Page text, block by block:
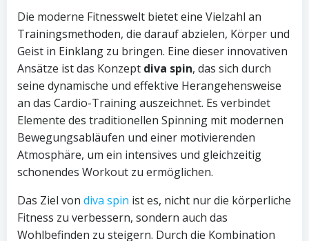
Die moderne Fitnesswelt bietet eine Vielzahl an
Trainingsmethoden, die darauf abzielen, Körper und
Geist in Einklang zu bringen. Eine dieser innovativen
Ansätze ist das Konzept diva spin, das sich durch
seine dynamische und effektive Herangehensweise
an das Cardio-Training auszeichnet. Es verbindet
Elemente des traditionellen Spinning mit modernen
Bewegungsabläufen und einer motivierenden
Atmosphäre, um ein intensives und gleichzeitig
schonendes Workout zu ermöglichen.
Das Ziel von diva spin ist es, nicht nur die körperliche
Fitness zu verbessern, sondern auch das
Wohlbefinden zu steigern. Durch die Kombination